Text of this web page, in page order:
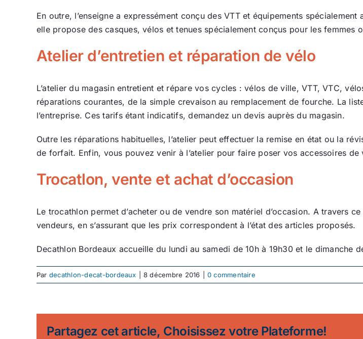
Ecologie
En outre, l’enseigne a expressément conçu des VTT et équipements
elle propose des casques, vélos et tenues spécialement conçus pour les femmes
Atelier d’entretien et réparation de vélo
L’atelier du magasin entretient et répare vos cycles : vélos de ville, VTT, VTC,
réparations courantes, de la simple crevaison au remplacement de fourche. La
l’entreprise. Ces tarifs étant indicatifs, demandez un devis auprès du magasin.
Outre les réparations habituelles, l’atelier peut effectuer la remise en état ou la
de forfait. Enfin, vous pouvez venir à l’atelier pour faire poser vos accessoires
Trocatlon, vente et achat d’occasion
Le trocathlon permet d’acheter ou de vendre son matériel d’occasion. A travers
vendeurs, en s’assurant que les prix correspondent à l’état des articles proposés.
Decathlon Bordeaux accueille du lundi au samedi de 10h à 19h30 et le dimanche
Par decathlon-decat-bordeaux 8 décembre 2016 0 commentaire
Partagez cet article, Choisissez votre Plateforme!